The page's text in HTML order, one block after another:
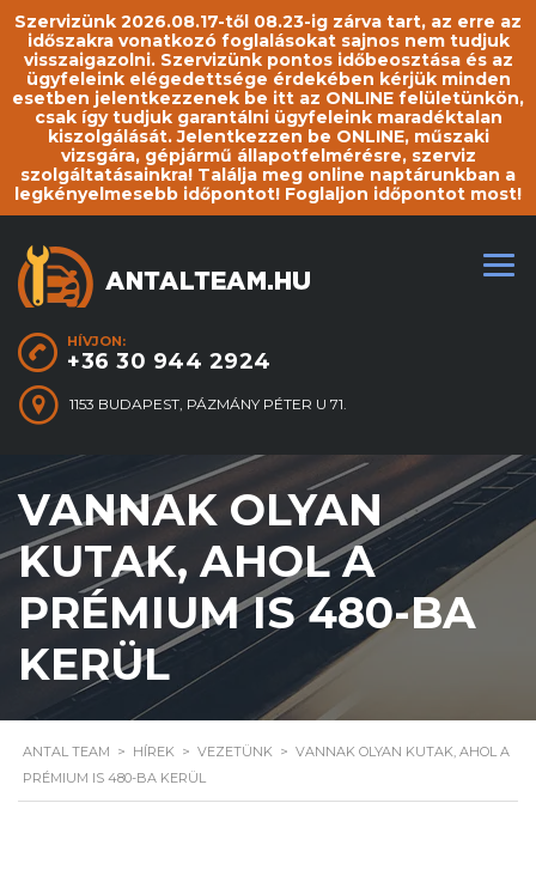
Szervizünk 2026.08.17-től 08.23-ig zárva tart, az erre az
időszakra vonatkozó foglalásokat sajnos nem tudjuk
visszaigazolni. Szervizünk pontos időbeosztása és az
ügyfeleink elégedettsége érdekében kérjük minden
esetben jelentkezzenek be itt az ONLINE felületünkön,
csak így tudjuk garantálni ügyfeleink maradéktalan
kiszolgálását. Jelentkezzen be ONLINE, műszaki
vizsgára, gépjármű állapotfelmérésre, szerviz
szolgáltatásainkra! Találja meg online naptárunkban a
legkényelmesebb időpontot! Foglaljon időpontot most!
HÍVJON:
+36 30 944 2924
1153 BUDAPEST, PÁZMÁNY PÉTER U 71.
VANNAK OLYAN
KUTAK, AHOL A
PRÉMIUM IS 480-BA
KERÜL
ANTAL TEAM > HÍREK > VEZETÜNK > VANNAK OLYAN KUTAK, AHOL A
PRÉMIUM IS 480-BA KERÜL